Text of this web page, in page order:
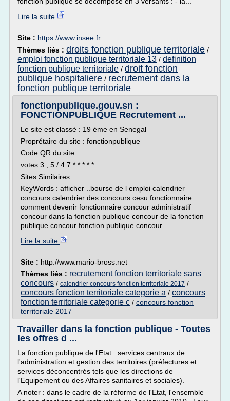
Lire la suite
Site : https://www.insee.fr
Thèmes liés : droits fonction publique territoriale /
emploi fonction publique territoriale 13 / definition
fonction publique territoriale / droit fonction
publique hospitaliere / recrutement dans la
fonction publique territoriale
fonctionpublique.gouv.sn :
FONCTIONPUBLIQUE Recrutement ...
Le site est classé : 19 ème en Senegal
Proprétaire du site : fonctionpublique
Code QR du site :
votes 3 , 5 / 4.7 * * * * *
Sites Similaires
KeyWords : afficher ..bourse de l emploi calendrier
concours calendrier des concours cesu fonctionnaire
comment devenir fonctionnaire concour administratif
concour dans la fonction publique concour de la fonction
publique concour fonction publique concour...
Lire la suite
Site : http://www.mario-bross.net
Thèmes liés : recrutement fonction territoriale sans
concours / calendrier concours fonction territoriale 2017 /
concours fonction territoriale categorie a / concours
fonction territoriale categorie c / concours fonction
territoriale 2017
Travailler dans la fonction publique - Toutes
les offres d ...
La fonction publique de l'Etat : services centraux de
l'administration et gestion des territoires (préfectures et
services déconcentrés tels que les directions de
l'Equipement ou des Affaires sanitaires et sociales).
A noter : dans le cadre de la réforme de l'Etat, l'ensemble